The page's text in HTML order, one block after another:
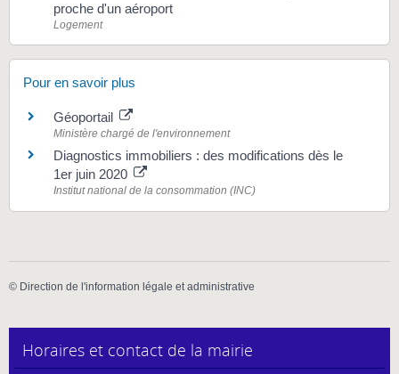
proche d'un aéroport
Logement
Pour en savoir plus
Géoportail
Ministère chargé de l'environnement
Diagnostics immobiliers : des modifications dès le
1er juin 2020
Institut national de la consommation (INC)
© Direction de l'information légale et administrative
Horaires et contact de la mairie